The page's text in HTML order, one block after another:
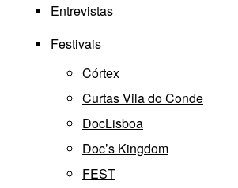
Entrevistas
Festivais
Córtex
Curtas Vila do Conde
DocLisboa
Doc’s Kingdom
FEST